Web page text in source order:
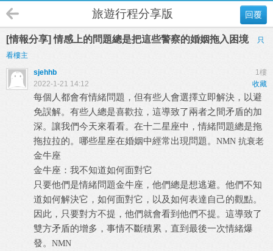
回覆
旅遊行程分享版
[情報分享] 情感上的問題總是把這些警察的婚姻拖入困境
只
看樓主
1樓
sjehhb
收藏
2022-1-21 14:12
每個人都會有情緒問題，但有些人會選擇立即解決，以避
免誤解。有些人總是喜歡拉，這導致了兩者之間矛盾的加
深。讓我們今天來看看。在十二星座中，情緒問題總是拖
拖拉拉的。哪些星座在婚姻中經常出現問題。 NMN 抗衰老
金牛座
金牛座：我不知道如何面對它
只要他們是情緒問題金牛座，他們總是想逃避。他們不知
道如何解決它，如何面對它，以及如何表達自己的觀點。
因此，只要對方不提，他們就會看到他們不提。這導致了
雙方矛盾的增多，事情不斷積累，直到最後一次情緒爆
發。 NMN